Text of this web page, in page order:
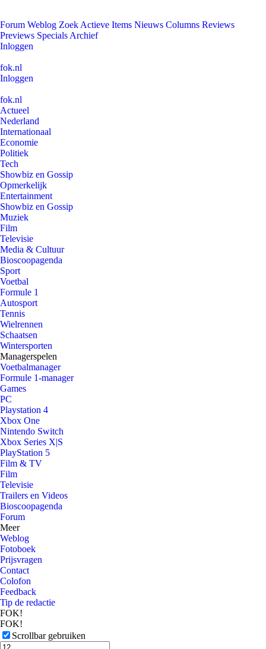
Forum Weblog Zoek Actieve Items Nieuws Columns Reviews
Previews Specials Archief
Inloggen
fok.nl
Inloggen
fok.nl
Actueel
Nederland
Internationaal
Economie
Politiek
Tech
Showbiz en Gossip
Opmerkelijk
Entertainment
Showbiz en Gossip
Muziek
Film
Televisie
Media & Cultuur
Bioscoopagenda
Sport
Voetbal
Formule 1
Autosport
Tennis
Wielrennen
Schaatsen
Wintersporten
Managerspelen
Voetbalmanager
Formule 1-manager
Games
PC
Playstation 4
Xbox One
Nintendo Switch
Xbox Series X|S
PlayStation 5
Film & TV
Film
Televisie
Trailers en Videos
Bioscoopagenda
Forum
Meer
Weblog
Fotoboek
Prijsvragen
Contact
Colofon
Feedback
Tip de redactie
FOK!
FOK!
Scrollbar gebruiken